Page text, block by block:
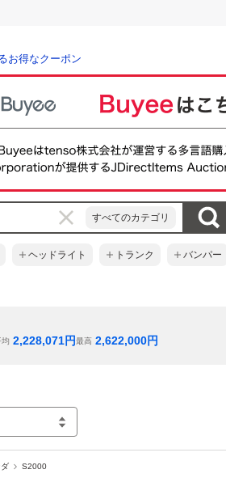
お得なクーポン
すべてのカテゴリ
ヘッドライト トランク バンパー
均 2,228,071円最高 2,622,000円
S2000